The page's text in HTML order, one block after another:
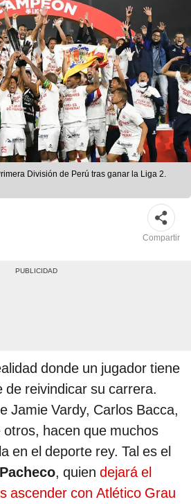
División de Perú tras ganar la Liga 2.
Compartir
donde un jugador tiene
de reivindicar su carrera.
Jamie Vardy, Carlos Bacca,
hacen que muchos
en el deporte rey. Tal es el
, quien dejará el
ascender con Atlético Grau